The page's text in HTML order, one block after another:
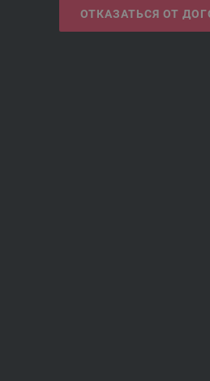
ОТКАЗАТЬСЯ ОТ